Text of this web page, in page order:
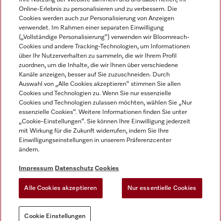
Impressum
AGB
Datenschutz
Nutzungsbedigungen
EU-Gesetzen über digitale Dienste
Miele auf Instagram
Miele auf Facebook
Miele auf Youtube
Online-Erlebnis zu personalisieren und zu verbessern. Die
Cookies werden auch zur Personalisierung von Anzeigen
verwendet. Im Rahmen einer separaten Einwilligung
(„Vollständige Personalisierung“) verwenden wir Bloomreach-
Cookies und andere Tracking-Technologien, um Informationen
über Ihr Nutzerverhalten zu sammeln, die wir Ihrem Profil
zuordnen, um die Inhalte, die wir Ihnen über verschiedene
Kanäle anzeigen, besser auf Sie zuzuschneiden. Durch
Auswahl von „Alle Cookies akzeptieren“ stimmen Sie allen
Cookies und Technologien zu. Wenn Sie nur essenzielle
Cookies und Technologien zulassen möchten, wählen Sie „Nur
essenzielle Cookies“. Weitere Informationen finden Sie unter
„Cookie-Einstellungen“. Sie können Ihre Einwilligung jederzeit
mit Wirkung für die Zukunft widerrufen, indem Sie Ihre
Einwilligungseinstellungen in unserem Präferenzcenter
ändern.
Impressum Datenschutz Cookies
Alle Cookies akzeptieren Nur essentielle Cookies
Cookie Einstellungen